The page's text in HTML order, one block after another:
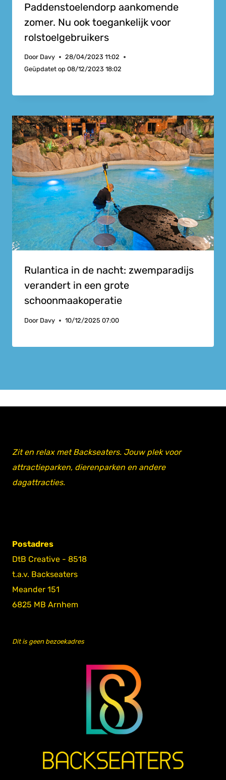
Paddenstoelendorp aankomende
zomer. Nu ook toegankelijk voor
rolstoelgebruikers
Door Davy
28/04/2023 11:02
Geüpdatet op 08/12/2023 18:02
Rulantica in de nacht: zwemparadijs
verandert in een grote
schoonmaakoperatie
Door Davy 10/12/2025 07:00
Zit en relax met Backseaters. Jouw plek voor
attractieparken, dierenparken en andere
dagattracties.
Postadres
DtB Creative - 8518
t.a.v. Backseaters
Meander 151
6825 MB Arnhem
Dit is geen bezoekadres